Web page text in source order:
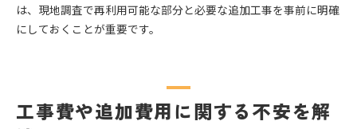
は、現地調査で再利用可能な部分と必要な追加工事を事前に明確
にしておくことが重要です。
工事費や追加費用に関する不安を解